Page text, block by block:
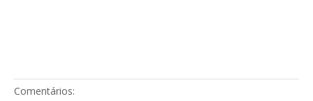
Comentários: